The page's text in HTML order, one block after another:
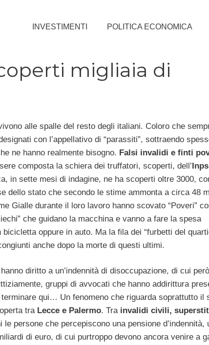
INVESTIMENTI POLITICA ECONOMICA
migliaia di
alle spalle del resto degli italiani. Coloro che
con l’appellativo di “parassiti”, sottraendo
ne hanno realmente bisogno. Falsi invalidi e finti
composta la schiera dei truffatori, scoperti, dell’Inps
in sette mesi di indagine, ne ha scoperti oltre 3000,
dello stato che secondo le stime ammonta a circa 48
Gialle durante il loro lavoro hanno scovato “Poveri”
che guidano la macchina e vanno a fare la spesa
oppure in auto. Ma la fila dei “furbetti del
anche dopo la morte di questi ultimi.
diritto a un’indennità di disoccupazione, di cui
gruppi di avvocati che hanno addirittura
qui… Un fenomeno che riguarda soprattutto il
tra Lecce e Palermo. Tra invalidi civili,
persone che percepiscono una pensione d’indennità,
di euro, di cui purtroppo devono ancora venire a